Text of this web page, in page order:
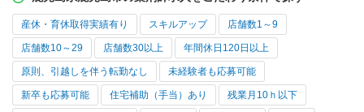
産休・育休取得実績有り スキルアップ 店舗数1～9
店舗数10～29 店舗数30以上 年間休日120日以上
原則、引越しを伴う転勤なし 未経験者も応募可能
新卒も応募可能 住宅補助（手当）あり 残業月10ｈ以下